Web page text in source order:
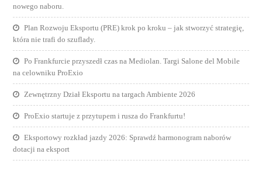
nowego naboru.
Plan Rozwoju Eksportu (PRE) krok po kroku – jak stworzyć strategię,
która nie trafi do szuflady.
Po Frankfurcie przyszedł czas na Mediolan. Targi Salone del Mobile
na celowniku ProExio
Zewnętrzny Dział Eksportu na targach Ambiente 2026
ProExio startuje z przytupem i rusza do Frankfurtu!
Eksportowy rozkład jazdy 2026: Sprawdź harmonogram naborów
dotacji na eksport